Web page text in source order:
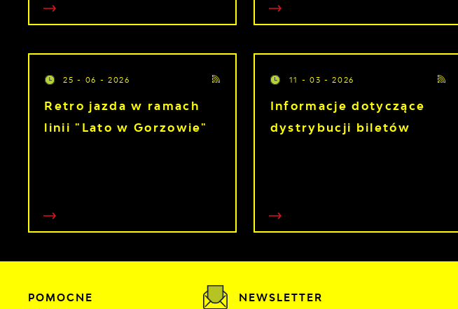
25 - 06 - 2026
Retro jazda w ramach
linii "Lato w Gorzowie"
11 - 03 - 2026
Informacje dotyczące
dystrybucji biletów
POMOCNE
NEWSLETTER